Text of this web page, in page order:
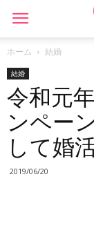
ホーム 結婚
結婚
令和元
ンペー
して婚
2019/06/20